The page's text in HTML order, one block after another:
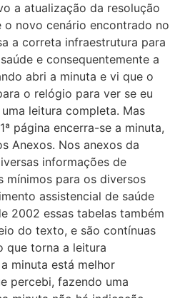
a atualização da resolução
novo cenário encontrado no
a correta infraestrutura para
e consequentemente a
abri a minuta e vi que o
o relógio para ver se eu
leitura completa. Mas
página encerra-se a minuta,
Anexos. Nos anexos da
informações de
mínimos para os diversos
assistencial de saúde
2002 essas tabelas também
do texto, e são contínuas
que torna a leitura
minuta está melhor
percebi, fazendo uma